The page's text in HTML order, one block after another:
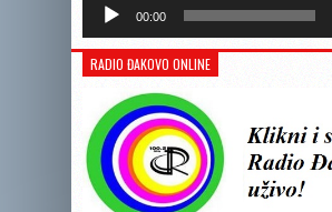
00:00
RADIO ĐAKOVO ONLINE